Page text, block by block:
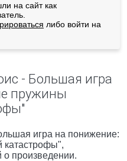
на сайт как
либо войти на
- Большая игра
пружины
игра на понижение:
произведении.